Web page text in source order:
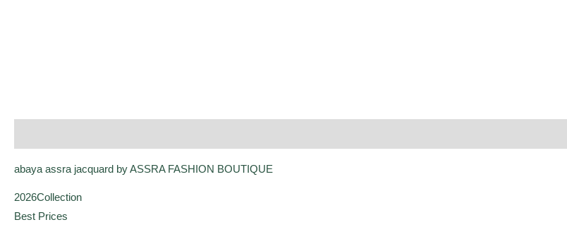
abaya assra jacquard by ASSRA FASHION BOUTIQUE
2026Collection
Best Prices